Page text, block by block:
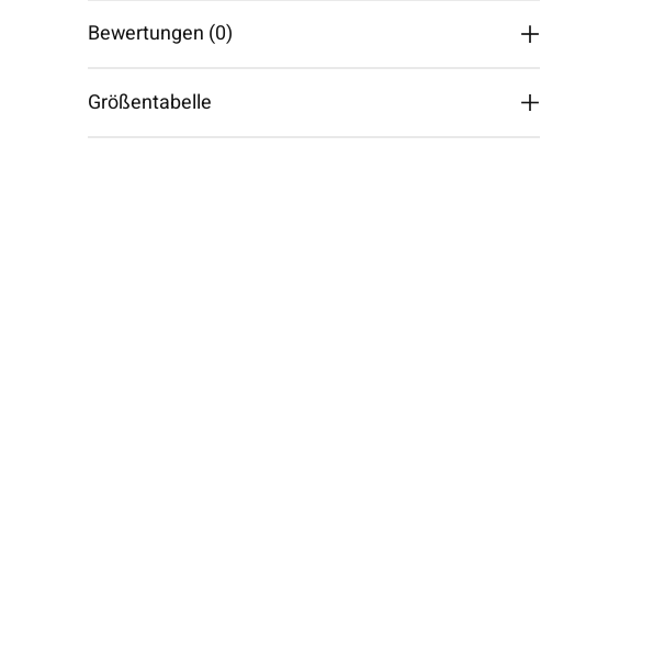
Bewertungen (0)
Größentabelle